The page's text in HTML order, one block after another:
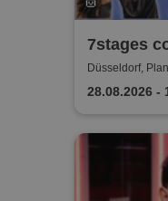
7stages
Festival
Düsseldorf,
28.08.2026 -